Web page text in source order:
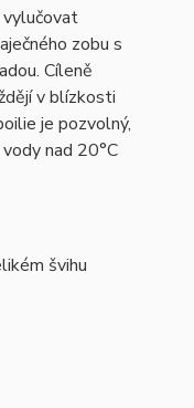
vylučovat
zobu s
Cíleně
v blízkosti
je pozvolný,
nad 20°C
švihu